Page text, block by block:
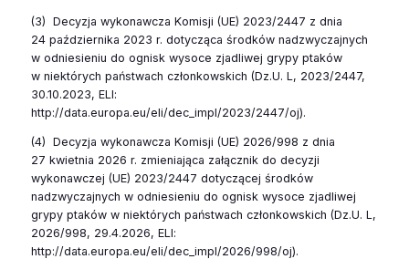
(3) Decyzja wykonawcza Komisji (UE) 2023/2447 z dnia
24 października 2023 r. dotycząca środków nadzwyczajnych
w odniesieniu do ognisk wysoce zjadliwej grypy ptaków
w niektórych państwach członkowskich (Dz.U. L, 2023/2447,
30.10.2023, ELI:
http://data.europa.eu/eli/dec_impl/2023/2447/oj).
(4) Decyzja wykonawcza Komisji (UE) 2026/998 z dnia
27 kwietnia 2026 r. zmieniająca załącznik do decyzji
wykonawczej (UE) 2023/2447 dotyczącej środków
nadzwyczajnych w odniesieniu do ognisk wysoce zjadliwej
grypy ptaków w niektórych państwach członkowskich (Dz.U. L,
2026/998, 29.4.2026, ELI:
http://data.europa.eu/eli/dec_impl/2026/998/oj).